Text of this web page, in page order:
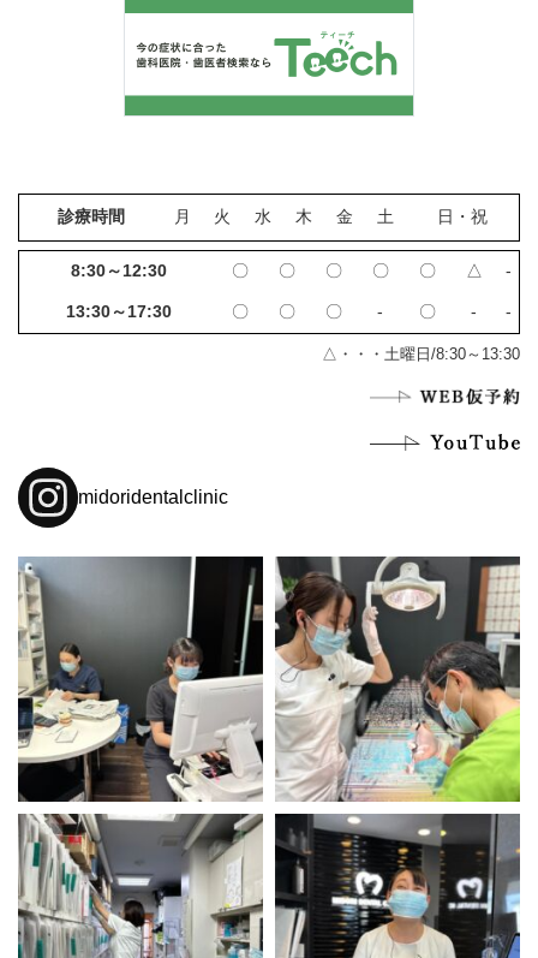
診療時間 月 火 水 木 金 土 日・祝
8:30～12:30 〇 〇 〇 〇 〇 △ ‐
13:30～17:30 〇 〇 〇 ‐ 〇 ‐ ‐
△・・・土曜日/8:30～13:30
midoridentalclinic